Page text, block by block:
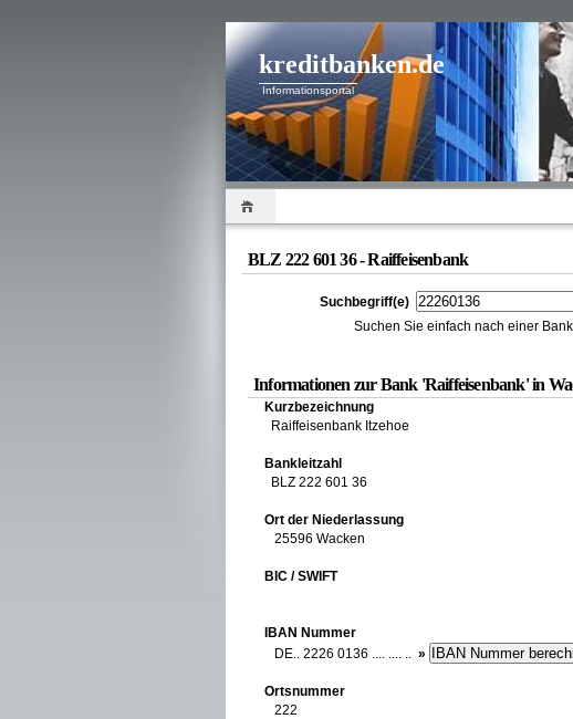
kreditbanken.de
Informationsportal
BLZ 222 601 36 - Raiffeisenbank
Suchbegriff(e)
Suchen Sie einfach nach einer
Informationen zur Bank 'Raiffeisenbank' in
Kurzbezeichnung
Raiffeisenbank Itzehoe
Bankleitzahl
BLZ 222 601 36
Ort der Niederlassung
25596 Wacken
BIC / SWIFT
IBAN Nummer
DE.. 2226 0136 .... .... .. »
Ortsnummer
222